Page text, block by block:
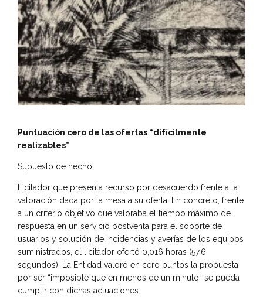
Puntuación cero de las ofertas “difícilmente
realizables”
Supuesto de hecho
Licitador que presenta recurso por desacuerdo frente a la
valoración dada por la mesa a su oferta. En concreto, frente
a un criterio objetivo que valoraba el tiempo máximo de
respuesta en un servicio postventa para el soporte de
usuarios y solución de incidencias y averías de los equipos
suministrados, el licitador ofertó 0,016 horas (57,6
segundos). La Entidad valoró en cero puntos la propuesta
por ser “imposible que en menos de un minuto” se pueda
cumplir con dichas actuaciones.